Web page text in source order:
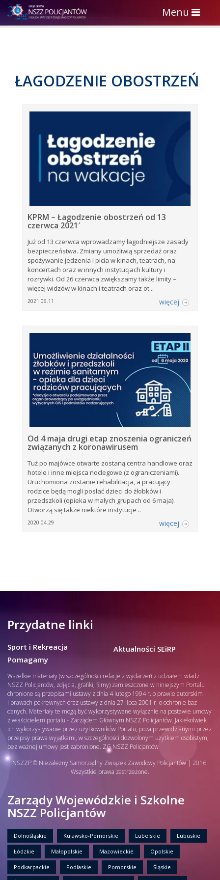
Toggle
navigation
Menu
ŁAGODZENIE OBOSTRZEŃ
KPRM – Łagodzenie obostrzeń od 13
czerwca 2021′
Już od 13 czerwca wprowadzamy łagodniejsze zasady
bezpieczeństwa. Zmiany umożliwią sprzedaż oraz
spożywanie jedzenia i picia w kinach, teatrach, na
koncertach oraz w innych instytucjach kultury i
rozrywki. Od 26 czerwca zwiększamy także limity –
więcej widzów w kinach i teatrach oraz ot ..
2021.06.11 więcej
Od 4 maja drugi etap znoszenia ograniczeń
związanych z koronawirusem
Tuż po majówce otwarte zostaną centra handlowe oraz
hotele i inne miejsca noclegowe (z ograniczeniami).
Uruchomiona zostanie rehabilitacja, a pracujący
rodzice będą mogli posłać dzieci do żłobków i
przedszkoli (opieka w małych grupach od 6 maja).
Otworzą się także niektóre instytucje ..
2020.04.29 więcej
Przydatne linki
Sport i Rekreacja
Pomagamy
Aktualności SEiRP
Wszelkie materiały (w szczególności relacje z wydarzeń z udziałem władz
NSZZ Policjantów, zdjęcia, grafiki, filmy) zamieszczone w niniejszym Portalu
chronione są przepisami ustawy z dnia 4 lutego 1994 r. o prawie autorskim
i prawach pokrewnych oraz ustawy z dnia 27 lipca 2001 r. o ochronie baz
danych. Materiały te mogą być wykorzystywane wyłącznie na postawie umowy
z właścicielem portalu - Zarządem Głównym NSZZ Policjantów. Jakiekolwiek
ich wykorzystywanie przez użytkowników Portalu, poza przewidzianymi przez
przepisy prawa wyjątkami, w szczególności dozwolonym użytkiem osobistym,
bez ważnej umowy jest zabronione. ZG NSZZ Policjantów
NSZZP © Niezależny Samorządny Związek Zawodowy Policjantów | 2016.
Wszystkie prawa zastrzeżone.
Zarządy Wojewódzkie i Szkolne
NSZZ Policjantów
Dolnośląskie Kujawsko-Pomorskie Lubelskie Lubuskie
Łódzkie Małopolskie Mazowieckie Opolskie
Podkarpackie Podlaskie Pomorskie Śląskie